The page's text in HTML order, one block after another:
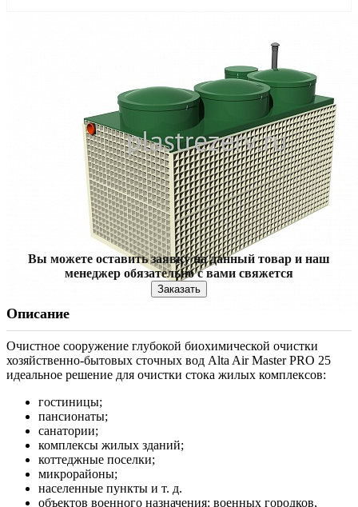
Вы можете оставить заявку на данный товар и наш
менеджер обязательно с вами свяжется
Заказать
Описание
Очистное сооружение глубокой биохимической очистки
хозяйственно-бытовых сточных вод Alta Air Master PRO 25
идеальное решение для очистки стока жилых комплексов:
гостиницы;
пансионаты;
санатории;
комплексы жилых зданий;
коттеджные поселки;
микрорайоны;
населенные пункты и т. д.
объектов военного назначения: военных городков,